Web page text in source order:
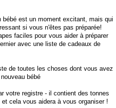
bébé est un moment excitant, mais qui
si vous n'êtes pas préparée!
faciles pour vous aider à préparer
avec une liste de cadeaux de
de toutes les choses dont vous avez
bébé
votre registre - il contient des tonnes
cela vous aidera à vous organiser !